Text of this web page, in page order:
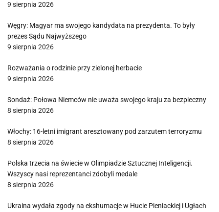
9 sierpnia 2026
Węgry: Magyar ma swojego kandydata na prezydenta. To były
prezes Sądu Najwyższego
9 sierpnia 2026
Rozważania o rodzinie przy zielonej herbacie
9 sierpnia 2026
Sondaż: Połowa Niemców nie uważa swojego kraju za bezpieczny
8 sierpnia 2026
Włochy: 16-letni imigrant aresztowany pod zarzutem terroryzmu
8 sierpnia 2026
Polska trzecia na świecie w Olimpiadzie Sztucznej Inteligencji.
Wszyscy nasi reprezentanci zdobyli medale
8 sierpnia 2026
Ukraina wydała zgody na ekshumacje w Hucie Pieniackiej i Ugłach